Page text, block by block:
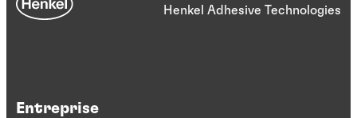
Henkel Adhesive Technologies
Entreprise